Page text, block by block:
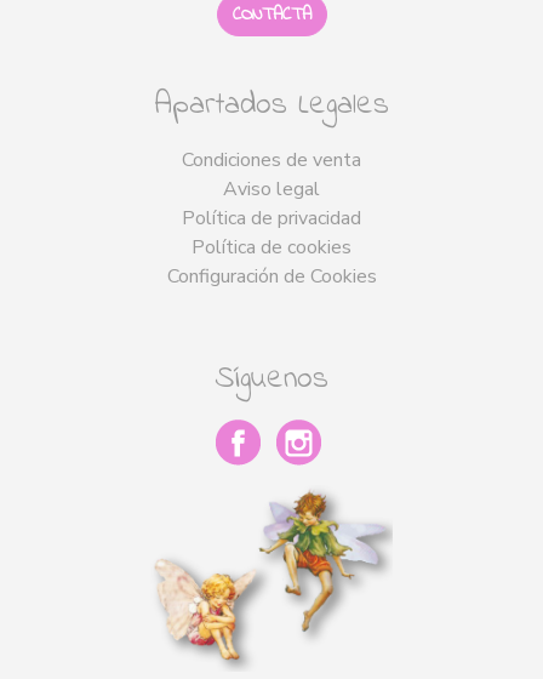
CONTACTA
Apartados Legales
Condiciones de venta
Aviso legal
Política de privacidad
Política de cookies
Configuración de Cookies
Síguenos